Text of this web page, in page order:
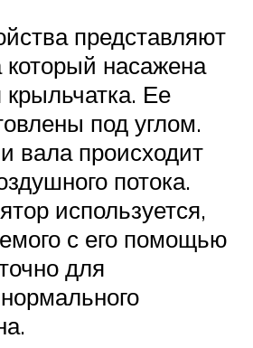
представляют
который насажена
крыльчатка. Ее
под углом.
вала происходит
потока.
используется,
с его помощью
для